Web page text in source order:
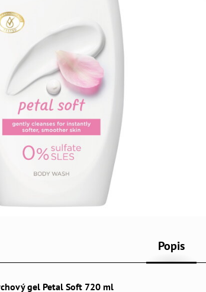
Popis
gel Petal Soft 720 ml